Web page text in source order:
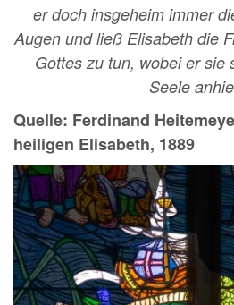
er doch insgeheim immer
Augen und ließ Elisabeth die
Gottes zu tun, wobei er sie
Seele
Quelle: Ferdinand
heiligen Elisabeth, 1889